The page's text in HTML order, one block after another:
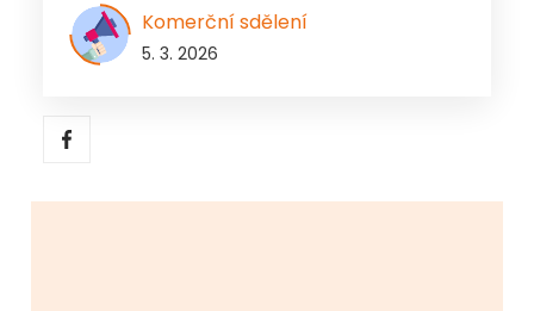
Komerční sdělení
5. 3. 2026